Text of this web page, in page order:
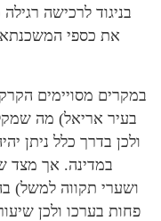
בניגוד לרכישה
את כספי
במקרים מסויימים
בעיר אריאל) מה
ולכן בדרך כלל ניתן
במדינה. אך מצד
ושערי תקווה למשל)
פחות בערכו ולכן